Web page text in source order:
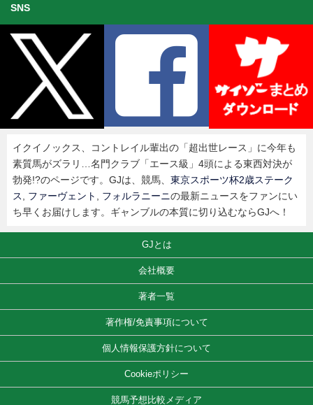
SNS
イクイノックス、コントレイル輩出の「超出世レース」に今年も
素質馬がズラリ…名門クラブ「エース級」4頭による東西対決が
勃発!?のページです。GJは、競馬、 東京スポーツ杯2歳ステーク
ス, ファーヴェント , フォルラニーニの最新ニュースをファンにい
ち早くお届けします。ギャンブルの本質に切り込むならGJへ！
GJとは
会社概要
著者一覧
著作権/免責事項について
個人情報保護方針について
Cookieポリシー
競馬予想比較メディア